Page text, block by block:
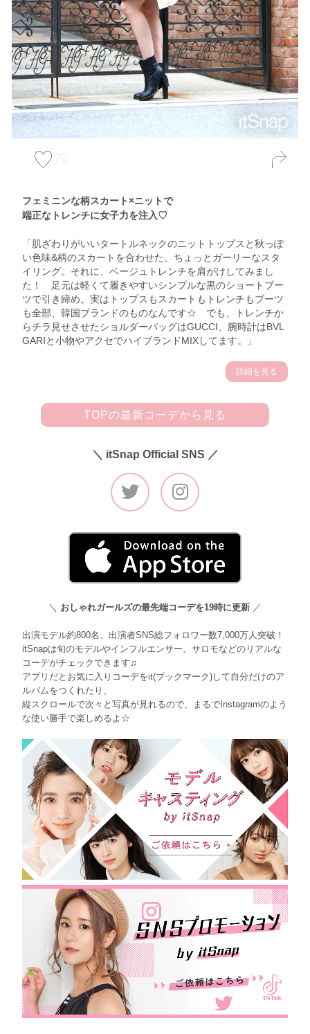
78
フェミニンな柄スカート×ニットで
端正なトレンチに女子力を注入♡
「肌ざわりがいいタートルネックのニットトップスと秋っぽ
い色味&柄のスカートを合わせた、ちょっとガーリーなスタ
イリング。それに、ベージュトレンチを肩がけしてみまし
た！ 足元は軽くて履きやすいシンプルな黒のショートブー
ツで引き締め。実はトップスもスカートもトレンチもブーツ
も全部、韓国ブランドのものなんです☆ でも、トレンチか
らチラ見せさせたショルダーバッグはGUCCI、腕時計はBVL
GARIと小物やアクセでハイブランドMIXしてます。」
詳細を見る
TOPの最新コーデから見る
＼ itSnap Official SNS ／
＼ おしゃれガールズの最先端コーデを19時に更新 ／
出演モデル約800名、出演者SNS総フォロワー数7,000万人突破！
itSnapは旬のモデルやインフルエンサー、サロモなどのリアルな
コーデがチェックできます♫
アプリだとお気に入りコーデをit(ブックマーク)して自分だけのア
ルバムをつくれたり、
縦スクロールで次々と写真が見れるので、まるでInstagramのよう
な使い勝手で楽しめるよ☆